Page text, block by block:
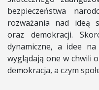
bezpieczeństwa
rozważania nad ideą
oraz demokracji.
dynamiczne, a idee
wyglądają one w chwili
demokracja, a czym